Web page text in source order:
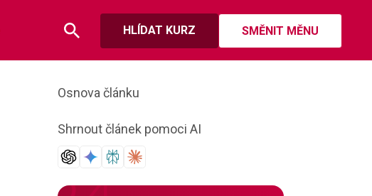
HLÍDAT KURZ SMĚNIT MĚNU
Osnova článku
Shrnout článek pomoci AI